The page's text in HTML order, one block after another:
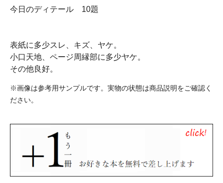
今日のディテール 10題
表紙に多少スレ、キズ、ヤケ。
小口天地、ページ周縁部に多少ヤケ。
その他良好。
※画像は参考用サンプルです。実物の状態は商品説明をご確認く
ださい。